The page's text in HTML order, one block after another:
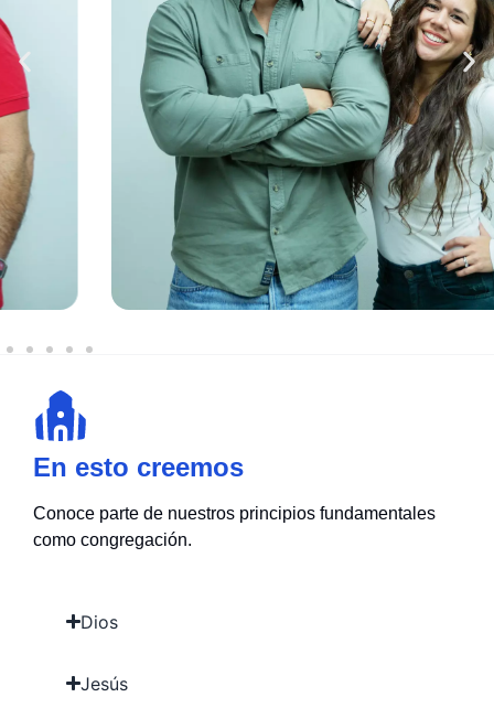
En esto creemos
Conoce parte de nuestros principios fundamentales
como congregación.
Dios
Jesús